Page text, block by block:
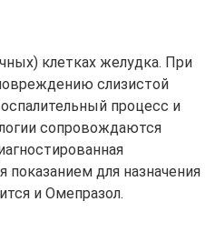
клетках желудка. При
слизистой
процесс и
сопровождаются
для назначения
и Омепразол.